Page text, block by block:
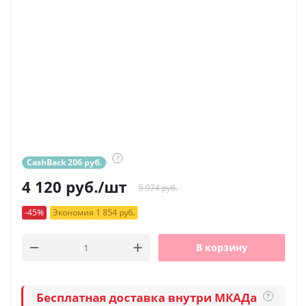
CashBack 206 руб. ?
4 120 руб./шт 5 974 руб.
-45% Экономия 1 854 руб.
В корзину
Бесплатная доставка внутри МКАДа ?